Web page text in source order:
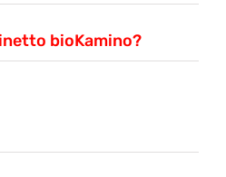
bioKamino?